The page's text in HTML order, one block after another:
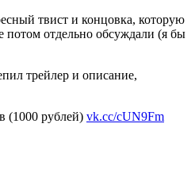
твист и концовка, которую
потом отдельно обсуждали (я бы
трейлер и описание,
(1000 рублей) vk.cc/cUN9Fm